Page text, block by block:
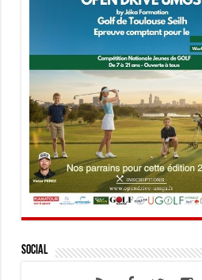
Social